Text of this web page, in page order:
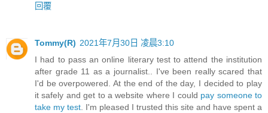
回覆
Tommy(R) 2021年7月30日 凌晨3:10
I had to pass an online literary test to attend the institution
after grade 11 as a journalist.. I've been really scared that
I'd be overpowered. At the end of the day, I decided to play
it safely and get to a website where I could pay someone to
take my test . I'm pleased I trusted this site and have spent a